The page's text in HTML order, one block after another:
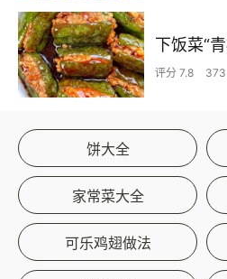
评分 7.8 373
饼大全
家常菜大全
可乐鸡翅做法